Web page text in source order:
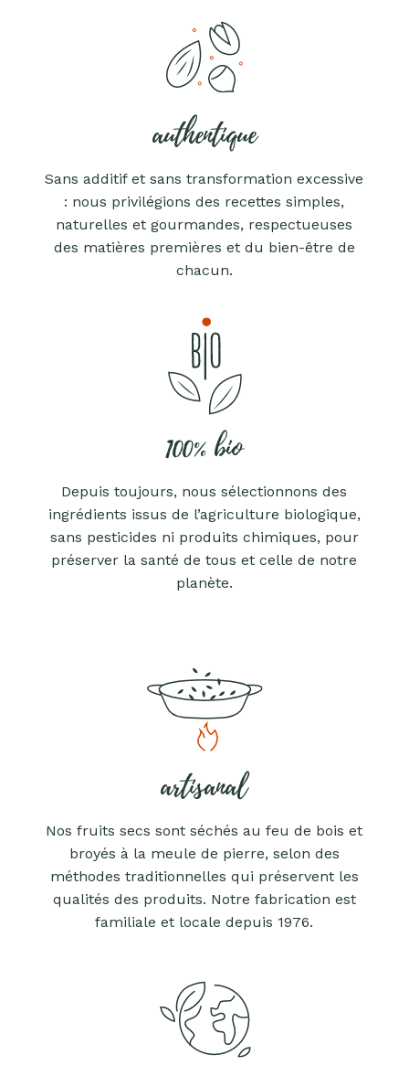
authentique
Sans additif et sans transformation excessive
: nous privilégions des recettes simples,
naturelles et gourmandes, respectueuses
des matières premières et du bien-être de
chacun.
100% bio
Depuis toujours, nous sélectionnons des
ingrédients issus de l’agriculture biologique,
sans pesticides ni produits chimiques, pour
préserver la santé de tous et celle de notre
planète.
artisanal
Nos fruits secs sont séchés au feu de bois et
broyés à la meule de pierre, selon des
méthodes traditionnelles qui préservent les
qualités des produits. Notre fabrication est
familiale et locale depuis 1976.